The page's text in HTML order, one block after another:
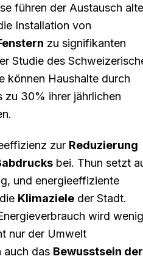
führen der Austausch
Installation von
zu signifikanten
Studie des
können Haushalte durch
zu 30% ihrer jährlichen
zur Reduzierung
bei. Thun setzt
und energieeffiziente
Klimaziele der Stadt.
wird
nur der Umwelt
auch das Bewusstsein der